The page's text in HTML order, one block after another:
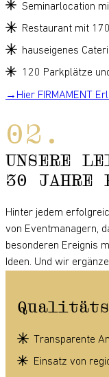
Seminarlocation
Restaurant mit
hauseigenes
120 Parkplätze
Hier FIRMAMENT
UNSERE
30 JAHRE
Hinter jedem
von Eventmanagern,
besonderen Ereignis
Ideen. Und wir
Transparente
Einsatz von